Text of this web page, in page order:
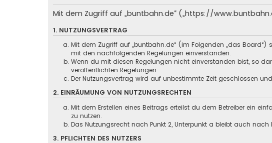
Mit dem Zugriff auf „buntbahn.de“ („https://
1. NUTZUNGSVERTRAG
Mit dem Zugriff auf „buntbahn.de“ (im Folgenden „das
mit den nachfolgenden Regelungen einverstanden.
Wenn du mit diesen Regelungen nicht einverstanden bist, so
veröffentlichten Regelungen.
Der Nutzungsvertrag wird auf unbestimmte Zeit geschlossen
2. EINRÄUMUNG VON NUTZUNGSRECHTEN
Mit dem Erstellen eines Beitrags erteilst du dem Betreiber ein
zu nutzen.
Das Nutzungsrecht nach Punkt 2, Unterpunkt a bleibt auch
3. PFLICHTEN DES NUTZERS